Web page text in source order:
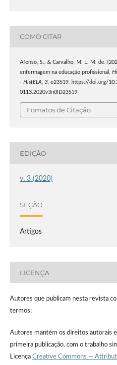
COMO CITAR
Afonso, S., & Carvalho, M. L. M. de.
enfermagem na educação profissional.
- HistELA, 3, e23519. https://doi.org/
0113.2020v3n0ID23519
Fomatos de Citação
EDIÇÃO
v. 3 (2020)
SEÇÃO
Artigos
LICENÇA
Autores que publicam nesta revista
termos:
Autores mantém os direitos autorais
primeira publicação, com o trabalho
Licença Creative Commons —